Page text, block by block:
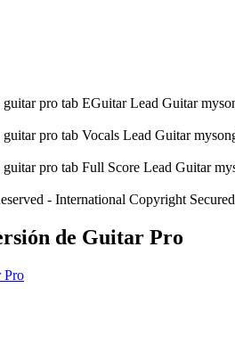
- International Copyright Secured
de Guitar Pro
Pro